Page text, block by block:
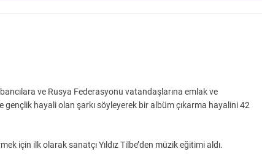
ve Rusya Federasyonu vatandaşlarına emlak ve
hayali olan şarkı söyleyerek bir albüm çıkarma hayalini 42
için ilk olarak sanatçı Yıldız Tilbe’den müzik eğitimi aldı.